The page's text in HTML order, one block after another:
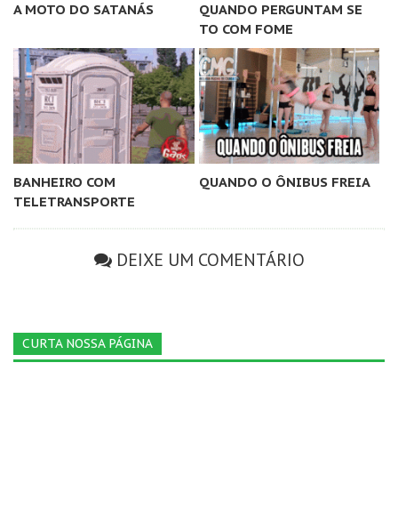
A MOTO DO SATANÁS
QUANDO PERGUNTAM SE
TO COM FOME
BANHEIRO COM
TELETRANSPORTE
QUANDO O ÔNIBUS FREIA
DEIXE UM COMENTÁRIO
CURTA NOSSA PÁGINA